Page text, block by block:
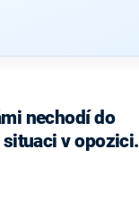
nechodí do
v opozici.